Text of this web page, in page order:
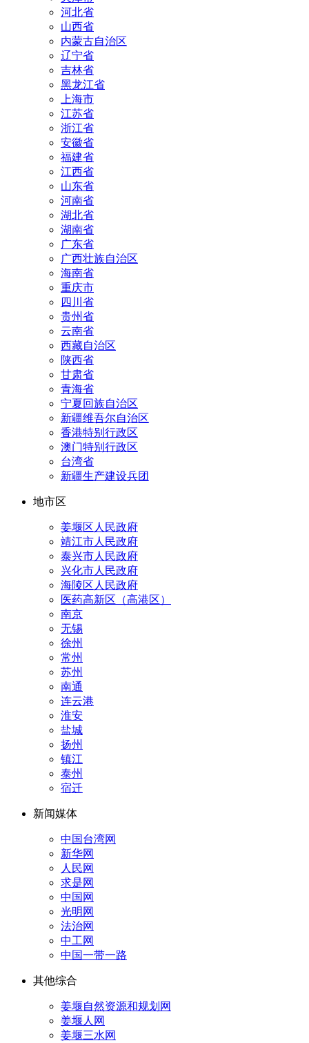
河北省
山西省
内蒙古自治区
辽宁省
吉林省
黑龙江省
上海市
江苏省
浙江省
安徽省
福建省
江西省
山东省
河南省
湖北省
湖南省
广东省
广西壮族自治区
海南省
重庆市
四川省
贵州省
云南省
西藏自治区
陕西省
甘肃省
青海省
宁夏回族自治区
新疆维吾尔自治区
香港特别行政区
澳门特别行政区
台湾省
新疆生产建设兵团
地市区
姜堰区人民政府
靖江市人民政府
泰兴市人民政府
兴化市人民政府
海陵区人民政府
医药高新区（高港区）
南京
无锡
徐州
常州
苏州
南通
连云港
淮安
盐城
扬州
镇江
泰州
宿迁
新闻媒体
中国台湾网
新华网
人民网
求是网
中国网
光明网
法治网
中工网
中国一带一路
其他综合
姜堰自然资源和规划网
姜堰人网
姜堰三水网